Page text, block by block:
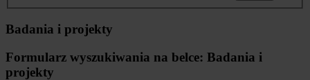
Badania i projekty
Formularz wyszukiwania na belce: Badania i
projekty